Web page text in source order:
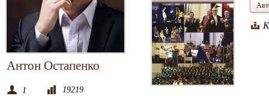
Антон Остапенко
1 19219